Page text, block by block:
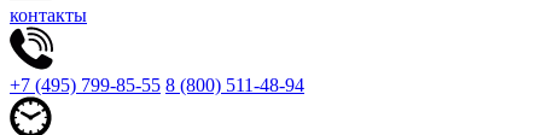
контакты
+7 (495) 799-85-55 8 (800) 511-48-94